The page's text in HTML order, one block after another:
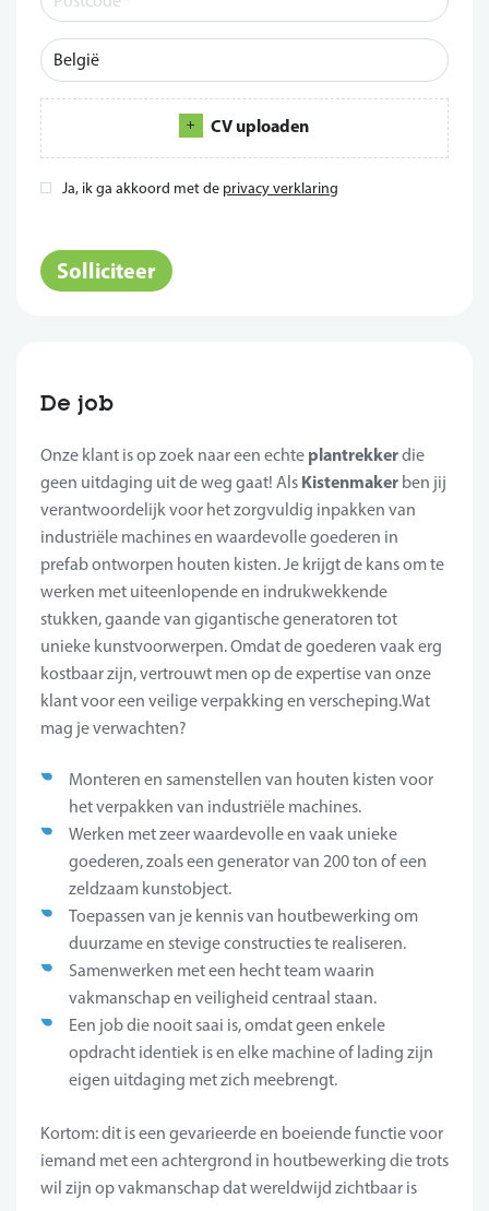
CV uploaden
Ja, ik ga akkoord met de privacy verklaring
Solliciteer
De job
Onze klant is op zoek naar een echte plantrekkerdie
geen uitdaging uit de weg gaat! Als Kistenmaker ben jij
verantwoordelijk voor het zorgvuldig inpakken van
industriële machines en waardevolle goederen in
prefab ontworpen houten kisten. Je krijgt de kans om te
werken met uiteenlopende en indrukwekkende
stukken, gaande van gigantische generatoren tot
unieke kunstvoorwerpen. Omdat de goederen vaak erg
kostbaar zijn, vertrouwt men op de expertise van onze
klant voor een veilige verpakking en verscheping.Wat
mag je verwachten?
Monteren en samenstellen van houten kisten voor
het verpakken van industriële machines.
Werken met zeer waardevolle en vaak unieke
goederen, zoals een generator van 200 ton of een
zeldzaam kunstobject.
Toepassen van je kennis van houtbewerking om
duurzame en stevige constructies te realiseren.
Samenwerken met een hecht team waarin
vakmanschap en veiligheid centraal staan.
Een job die nooit saai is, omdat geen enkele
opdracht identiek is en elke machine of lading zijn
eigen uitdaging met zich meebrengt.
Kortom: dit is een gevarieerde en boeiende functie voor
iemand met een achtergrond in houtbewerking die trots
wil zijn op vakmanschap dat wereldwijd zichtbaar is